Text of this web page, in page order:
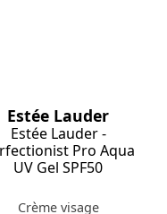
Estée Lauder
Estée Lauder -
Pro Aqua
UV Gel SPF50
Crème visage